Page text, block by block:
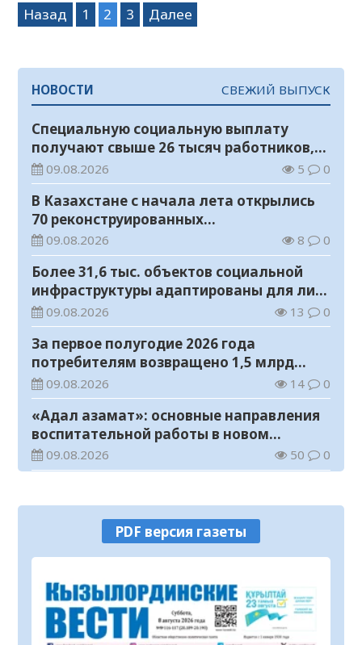
Навигация
записям
Назад 1 2 3 Далее
НОВОСТИ СВЕЖИЙ ВЫПУСК
Специальную социальную выплату
получают свыше 26 тысяч работников,
занятых во вредных условиях труда
09.08.2026 5 0
В Казахстане с начала лета открылись
70 реконструированных
железнодорожных вокзалов
09.08.2026 8 0
Более 31,6 тыс. объектов социальной
инфраструктуры адаптированы для лиц
с инвалидностью
09.08.2026 13 0
За первое полугодие 2026 года
потребителям возвращено 1,5 млрд
тенге
09.08.2026 14 0
«Адал азамат»: основные направления
воспитательной работы в новом
учебном году
09.08.2026 50 0
09.08.2026 66 0
Государство расширяет поддержку
граждан, переезжающих в новые
регионы для работы
08.08.2026
Казахстан экспортировал 13,9 млн тонн
зерна и муки в зерновом эквиваленте
PDF версия газеты